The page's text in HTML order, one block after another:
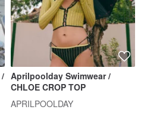
Aprilpoolday Swimwear /
CHLOE CROP TOP
APRILPOOLDAY